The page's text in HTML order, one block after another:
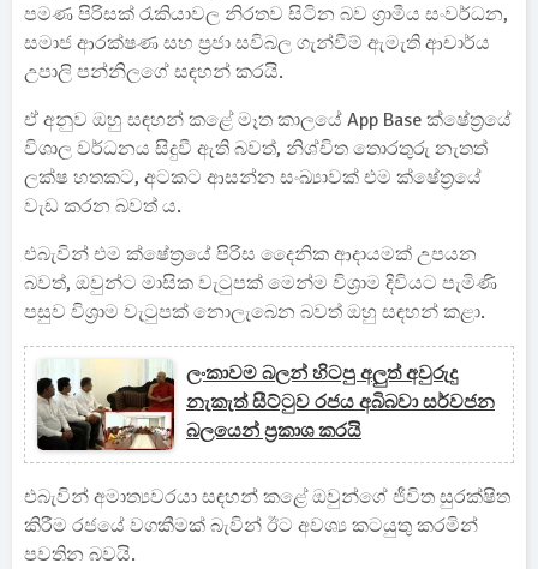
පමණ පිරිසක් රැකියාවල නිරතව සිටින බව ග්‍රාමීය සංවර්ධන,
සමාජ ආරක්ෂණ සහ ප්‍රජා සවිබල ගැන්වීම් ඇමැති ආචාර්ය
උපාලි පන්නිලගේ සඳහන් කරයි.
ඒ අනුව ඔහු සඳහන් කළේ මෑත කාලයේ App Base ක්ෂේත්‍රයේ
විශාල වර්ධනය සිදුවී ඇති බවත්, නිශ්චිත තොරතුරු නැතත්
ලක්ෂ හතකට, අටකට ආසන්න සංඛ්‍යාවක් එම ක්ෂේත්‍රයේ
වැඩ කරන බවත් ය.
එබැවින් එම ක්ෂේත්‍රයේ පිරිස දෛනික ආදායමක් උපයන
බවත්, ඔවුන්ට මාසික වැටුපක් මෙන්ම විශ්‍රාම දිවියට පැමිණි
පසුව විශ්‍රාම වැටුපක් නොලැබෙන බවත් ඔහු සඳහන් කළා.
ලංකාවම බලන් හිටපු අලුත් අවුරුදු
නැකැත් සීට්ටුව රජය අබිබවා සර්වජන
බලයෙන් ප්‍රකාශ කරයි
එබැවින් අමාත්‍යවරයා සඳහන් කළේ ඔවුන්ගේ ජීවිත සුරක්ෂිත
කිරීම රජයේ වගකීමක් බැවින් ඊට අවශ්‍ය කටයුතු කරමින්
පවතින බවයි.